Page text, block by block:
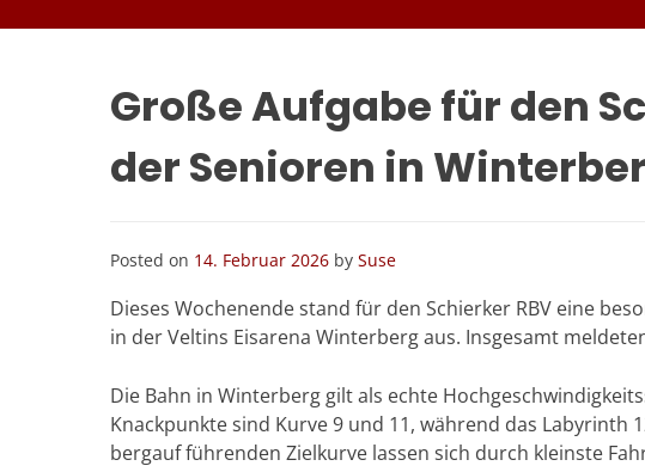
Große Aufgabe für den
der Senioren in
Posted on 14. Februar 2026 by Suse
Dieses Wochenende stand für den Schierker RBV eine
in der Veltins Eisarena Winterberg aus. Insgesamt
Die Bahn in Winterberg gilt als echte
Knackpunkte sind Kurve 9 und 11, während das
bergauf führenden Zielkurve lassen sich durch kleinste